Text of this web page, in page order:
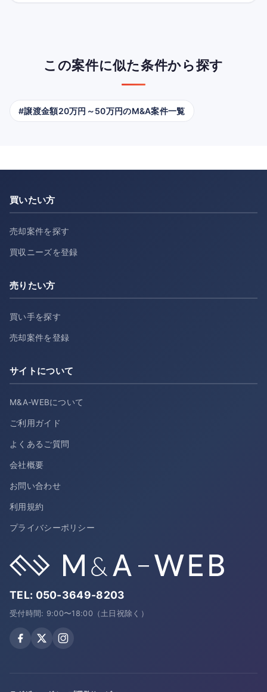
この案件に似た条件から探す
#譲渡金額20万円～50万円のM&A案件一覧
買いたい方
売却案件を探す
買収ニーズを登録
売りたい方
買い手を探す
売却案件を登録
サイトについて
M&A-WEBについて
ご利用ガイド
よくあるご質問
会社概要
お問い合わせ
利用規約
プライバシーポリシー
TEL: 050-3649-8203
受付時間: 9:00〜18:00（土日祝除く）